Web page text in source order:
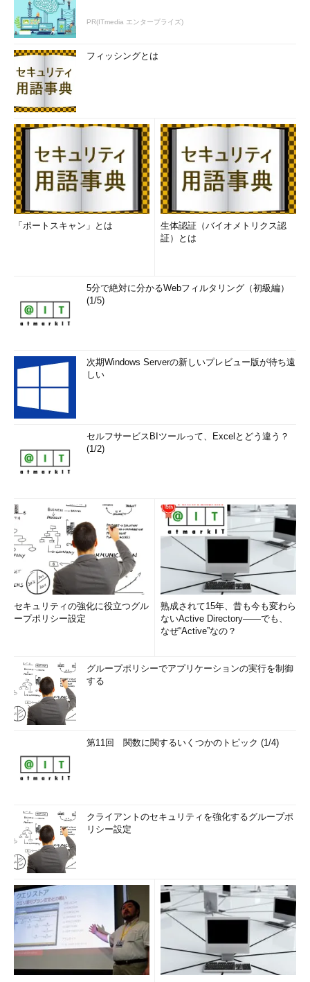
PR(ITmedia エンタープライズ)
フィッシングとは
「ポートスキャン」とは
生体認証（バイオメトリクス認
証）とは
5分で絶対に分かるWebフィルタリング（初級編）
(1/5)
次期Windows Serverの新しいプレビュー版が待ち遠
しい
セルフサービスBIツールって、Excelとどう違う？
(1/2)
セキュリティの強化に役立つグル
ープポリシー設定
熟成されて15年、昔も今も変わら
ないActive Directory――でも、
なぜ“Active”なの？
グループポリシーでアプリケーションの実行を制御
する
第11回 関数に関するいくつかのトピック (1/4)
クライアントのセキュリティを強化するグループポ
リシー設定